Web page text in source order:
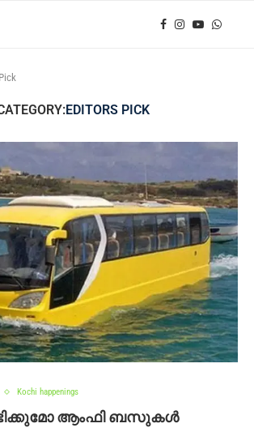
EDITORS PICK
Kochi happenings
ആംഫി ബസുകൾ